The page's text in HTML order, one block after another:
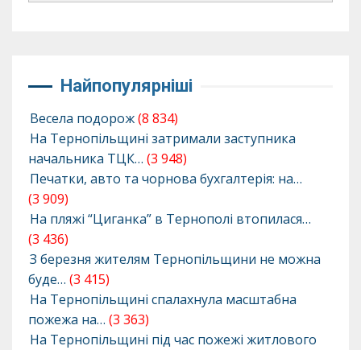
Найпопулярніші
Весела подорож(8 834)
На Тернопільщині затримали заступника
начальника ТЦК… (3 948)
Печатки, авто та чорнова бухгалтерія: на…
(3 909)
На пляжі “Циганка” в Тернополі втопилася…
(3 436)
З березня жителям Тернопільщини не можна
буде… (3 415)
На Тернопільщині спалахнула масштабна
пожежа на… (3 363)
На Тернопільщині під час пожежі житлового